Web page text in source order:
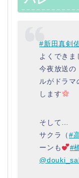
#新田真剣
よくできま
今夜放送の
ルがドラマ
します
そして…
サクラ（#
ーンも
#